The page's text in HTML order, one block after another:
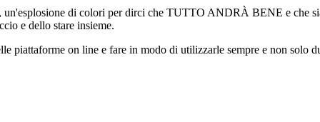
un'esplosione di colori per dirci che TUTTO ANDRÀ BENE e che
e dello stare insieme.
piattaforme on line e fare in modo di utilizzarle sempre e non solo